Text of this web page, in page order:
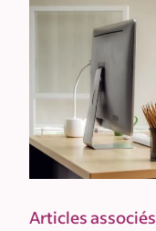
Articles associés